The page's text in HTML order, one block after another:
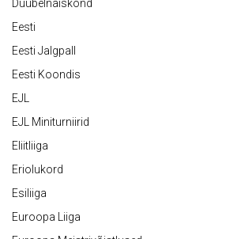
Duubelnaiskond
Eesti
Eesti Jalgpall
Eesti Koondis
EJL
EJL Miniturniirid
Eliitliiga
Eriolukord
Esiliiga
Euroopa Liiga